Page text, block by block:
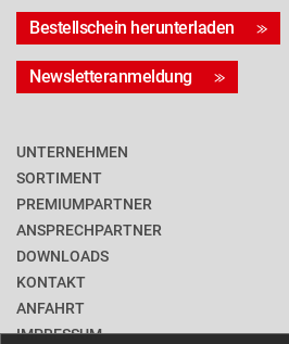
Bestellschein herunterladen
Newsletteranmeldung
UNTERNEHMEN
SORTIMENT
PREMIUMPARTNER
ANSPRECHPARTNER
DOWNLOADS
KONTAKT
ANFAHRT
IMPRESSUM